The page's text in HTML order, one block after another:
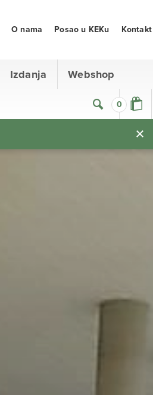
0
Izdanja Webshop
O nama Posao u KEKu Kontakt